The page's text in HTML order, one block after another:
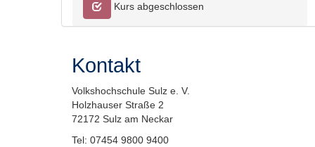
Kurs abgeschlossen
Kontakt
Volkshochschule Sulz e. V.
Holzhauser Straße 2
72172 Sulz am Neckar
Tel: 07454 9800 9400